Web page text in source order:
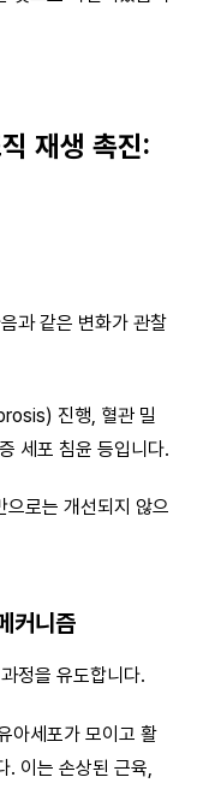
재생 촉진:
과 같은 변화가 관찰
진행, 혈관 밀
세포 침윤 등입니다.
으로는 개선되지 않으
커니즘
정을 유도합니다.
아세포가 모이고 활
. 이는 손상된 근육,